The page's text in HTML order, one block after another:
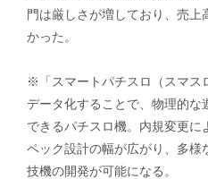
門は厳しさが増しており、売
かった。
​※「スマートパチスロ（スマス
データ化することで、物理的な
できるパチスロ機。内規変更に
ペック設計の幅が広がり、多様
技機の開発が可能になる。